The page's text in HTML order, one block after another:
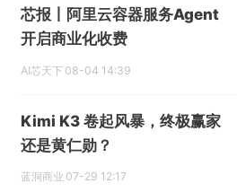
芯报丨阿里云容器服务Agent
开启商业化收费
AI芯天下 08-04 14:39
Kimi K3 卷起风暴，终极赢家
还是黄仁勋？
蓝洞商业 07-29 12:17